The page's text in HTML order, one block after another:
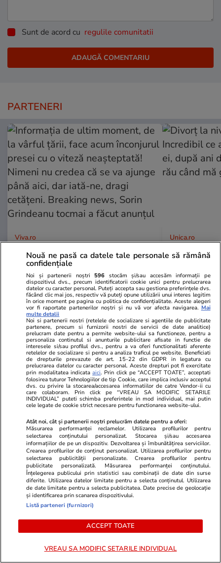
Sunt de acord cu regulile comunitatii
PARTENERI
Viva.ro
Informația de ultim moment, de
la vârful țării, face acum înconjurul
presei cu o viteză neașteptată!
Nimeni nu credea că se va ajunge
până aici, dar iată-ne, dragi
cetățeni. Breaking news, Sorin
Grindeanu tocmai a făcut anunțul
Unica.ro
Divorț la
Incredibil
ei, după ani
rău când
GSP
GSP.RO
I-a murit tatăl, 7 luni mai târziu
fratele, și a decis să-și încheie
internațional este astăzi grădinar
GSP.RO
Ce se
PARTENERI
Nouă ne pasă ca datele tale personale să rămână
confidențiale
Noi și partenerii noștri 596 stocăm și/sau accesăm informații pe
dispozitivul dvs., precum identificatorii cookie unici pentru prelucrarea
datelor cu caracter personal. Puteți accepta sau gestiona preferințele dvs.
făcând clic mai jos, respectiv vă puteți opune utilizării unui interes legitim
în orice moment pe pagina cu politica de confidențialitate. Aceste alegeri
vor fi raportate partenerilor noștri și nu vă vor afecta navigarea. Mai
multe detalii
Noi si partenerii nostri (retelele de socializare si agentiile de publicitate
partenere, precum si furnizorii nostri de servicii de date analitice)
prelucram date pentru a permite website-ului sa functioneze, pentru a
personaliza continutul si anunturile publicitare afisate in functie de
interesele si/sau profilul dvs., pentru a va oferi functionalitati aferente
retelelor de socializare si pentru a analiza traficul pe website. Beneficiati
de drepturile prevazute de art. 15-22 din GDPR in legatura cu
prelucrarea datelor cu caracter personal. Aceste drepturi pot fi exercitate
prin modalitatea indicataaici. Prin click pe “ACCEPT TOATE”, acceptati
folosirea tuturor Tehnologiilor de tip Cookie, care implica inclusiv acceptul
dvs. cu privire la stocarea/accesarea informatiilor de catre Vendor-ii cu
care colaboram. Prin click pe “VREAU SA MODIFIC SETARILE
INDIVIDUAL” puteti schimba preferintele in mod individual, mai putin
cele legate de cookie strict necesare pentru functionarea website-ului.
Atât noi, cât și partenerii noștri prelucrăm datele pentru a oferi:
Măsurarea performanței reclamelor. Utilizarea profilurilor pentru
selectarea conținutului personalizat. Stocarea și/sau accesarea
informațiilor de pe un dispozitiv. Dezvoltarea și îmbunătățirea serviciilor.
Crearea profilurilor de conținut personalizat. Utilizarea profilurilor pentru
selectarea publicității personalizate. Crearea profilurilor pentru
publicitate personalizată. Măsurarea performanței conținutului.
Înțelegerea publicului prin statistici sau combinații de date din surse
diferite. Utilizarea datelor limitate pentru a selecta conținutul. Utilizarea
de date limitate pentru a selecta publicitatea. Date precise de geolocație
și identificarea prin scanarea dispozitivului.
Listă parteneri (furnizori)
ACCEPT TOATE
VREAU SA MODIFIC SETARILE INDIVIDUAL